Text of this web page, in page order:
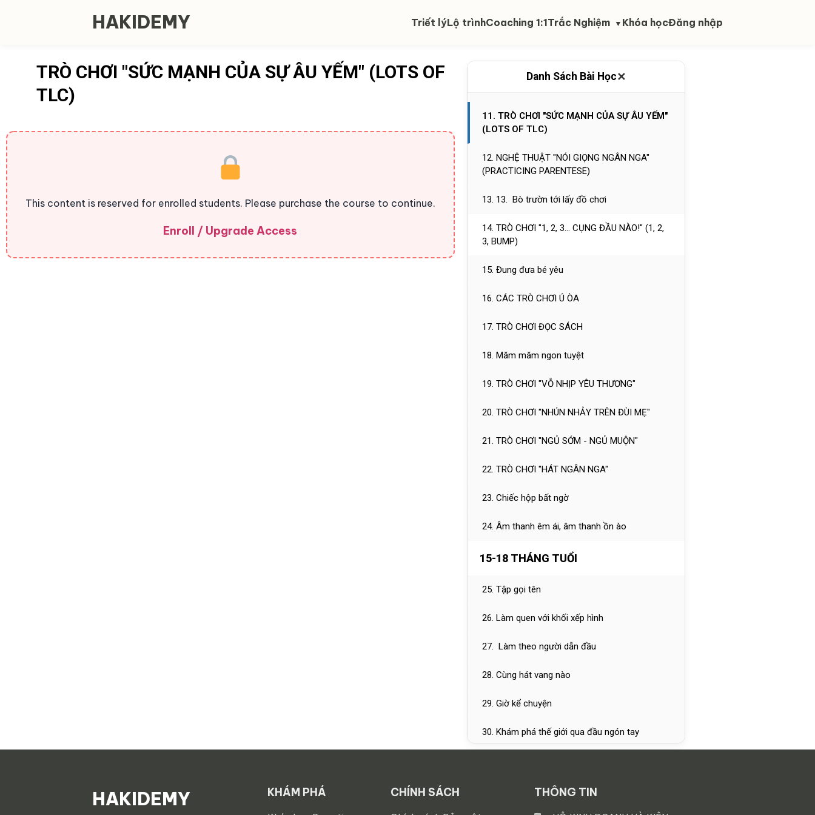
HAKIDEMY Triết lýLộ trìnhCoaching 1:1Trắc Nghiệm ▼ Khóa họcĐăng nhập
TRÒ CHƠI "SỨC MẠNH CỦA SỰ ÂU YẾM" (LOTS OF
TLC)
This content is reserved for enrolled students. Please purchase the course to continue.
Enroll / Upgrade Access
Danh Sách Bài Học✕
10. TRÒ CHƠI "ĐẨY CẢ THẾ GIỚI" (THE
11. TRÒ CHƠI "SỨC MẠNH CỦA SỰ ÂU YẾM"
(LOTS OF TLC)
12. NGHỆ THUẬT "NÓI GIỌNG NGÂN NGA"
(PRACTICING PARENTESE)
13. 13. Bò trườn tới lấy đồ chơi
14. TRÒ CHƠI "1, 2, 3... CỤNG ĐẦU NÀO!" (1, 2,
3, BUMP)
15. Đung đưa bé yêu
16. CÁC TRÒ CHƠI Ú ÒA
17. TRÒ CHƠI ĐỌC SÁCH
18. Măm măm ngon tuyệt
19. TRÒ CHƠI "VỖ NHỊP YÊU THƯƠNG"
20. TRÒ CHƠI "NHÚN NHẢY TRÊN ĐÙI MẸ"
21. TRÒ CHƠI "NGỦ SỚM - NGỦ MUỘN"
22. TRÒ CHƠI "HÁT NGÂN NGA"
23. Chiếc hộp bất ngờ
24. Âm thanh êm ái, âm thanh ồn ào
15-18 THÁNG TUỔI
25. Tập gọi tên
26. Làm quen với khối xếp hình
27. Làm theo người dẫn đầu
28. Cùng hát vang nào
29. Giờ kể chuyện
30. Khám phá thế giới qua đầu ngón tay
32. Buổi tối diệu kỳ
HAKIDEMY KHÁM PHÁ CHÍNH SÁCH THÔNG TIN